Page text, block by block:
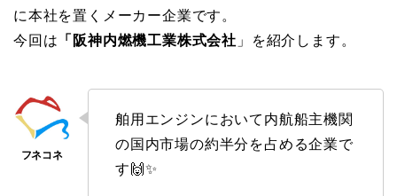
に本社を置くメーカー企業です。
今回は 「阪神内燃機工業株式会社 」を紹介します。
舶用エンジンにおいて内航船主機関
の国内市場の約半分を占める企業で
す🙌✨